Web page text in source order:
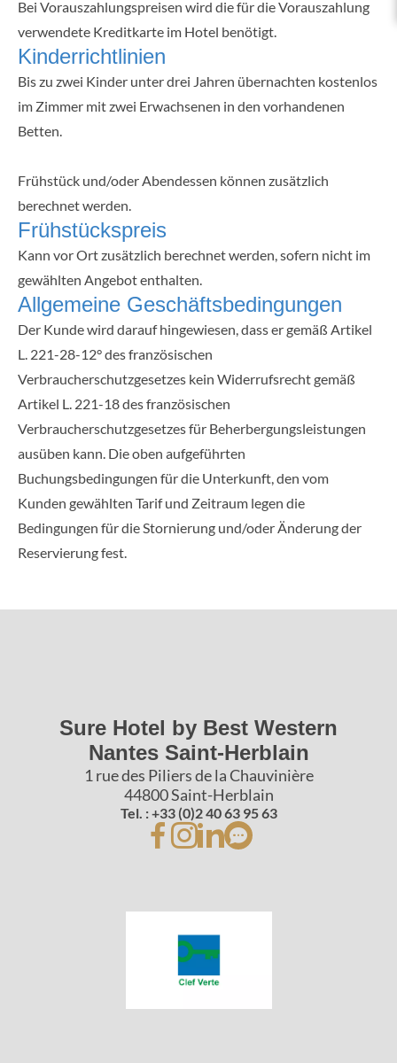
Bei Vorauszahlungspreisen wird die für die Vorauszahlung
verwendete Kreditkarte im Hotel benötigt.
Kinderrichtlinien
Bis zu zwei Kinder unter drei Jahren übernachten kostenlos
im Zimmer mit zwei Erwachsenen in den vorhandenen
Betten.
Frühstück und/oder Abendessen können zusätzlich
berechnet werden.
Frühstückspreis
Kann vor Ort zusätzlich berechnet werden, sofern nicht im
gewählten Angebot enthalten.
Allgemeine Geschäftsbedingungen
Der Kunde wird darauf hingewiesen, dass er gemäß Artikel
L. 221-28-12° des französischen
Verbraucherschutzgesetzes kein Widerrufsrecht gemäß
Artikel L. 221-18 des französischen
Verbraucherschutzgesetzes für Beherbergungsleistungen
ausüben kann. Die oben aufgeführten
Buchungsbedingungen für die Unterkunft, den vom
Kunden gewählten Tarif und Zeitraum legen die
Bedingungen für die Stornierung und/oder Änderung der
Reservierung fest.
Sure Hotel by Best Western
Nantes Saint-Herblain
1 rue des Piliers de la Chauvinière
44800 Saint-Herblain
Tel. : +33 (0)2 40 63 95 63